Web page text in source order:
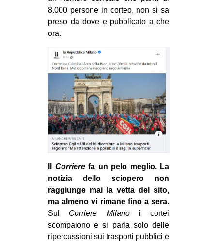
8.000 persone in corteo, non si sa
preso da dove e pubblicato a che
ora.
Corrierefa un pelo meglio. La
notizia dello sciopero non
raggiunge mai la vetta del sito,
ma almeno vi rimane fino a sera.
Sul Corriere Milanoi cortei
scompaiono e si parla solo delle
ripercussioni sui trasporti pubblici e